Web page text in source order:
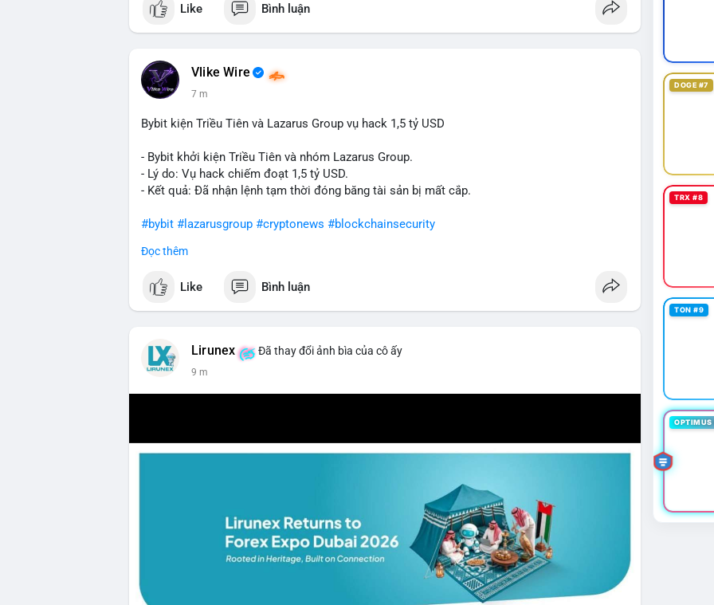
Like Bình luận
Vlike Wire
7 m
Bybit kiện Triều Tiên và Lazarus Group vụ hack 1,5 tỷ USD
- Bybit khởi kiện Triều Tiên và nhóm Lazarus Group.
- Lý do: Vụ hack chiếm đoạt 1,5 tỷ USD.
- Kết quả: Đã nhận lệnh tạm thời đóng băng tài sản bị mất cắp.
#bybit #lazarusgroup #cryptonews #blockchainsecurity
$btc $eth
#vlikevn #titanbot
Đọc thêm
Like Bình luận
Lirunex Đã thay đổi ảnh bìa của cô ấy
9 m
DOGE #7
TRX #8
TON #9
OPTIMUS